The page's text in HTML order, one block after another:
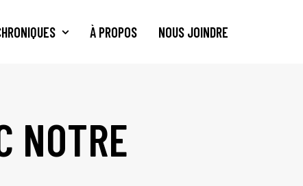
À PROPOS NOUS JOINDRE
NOTRE